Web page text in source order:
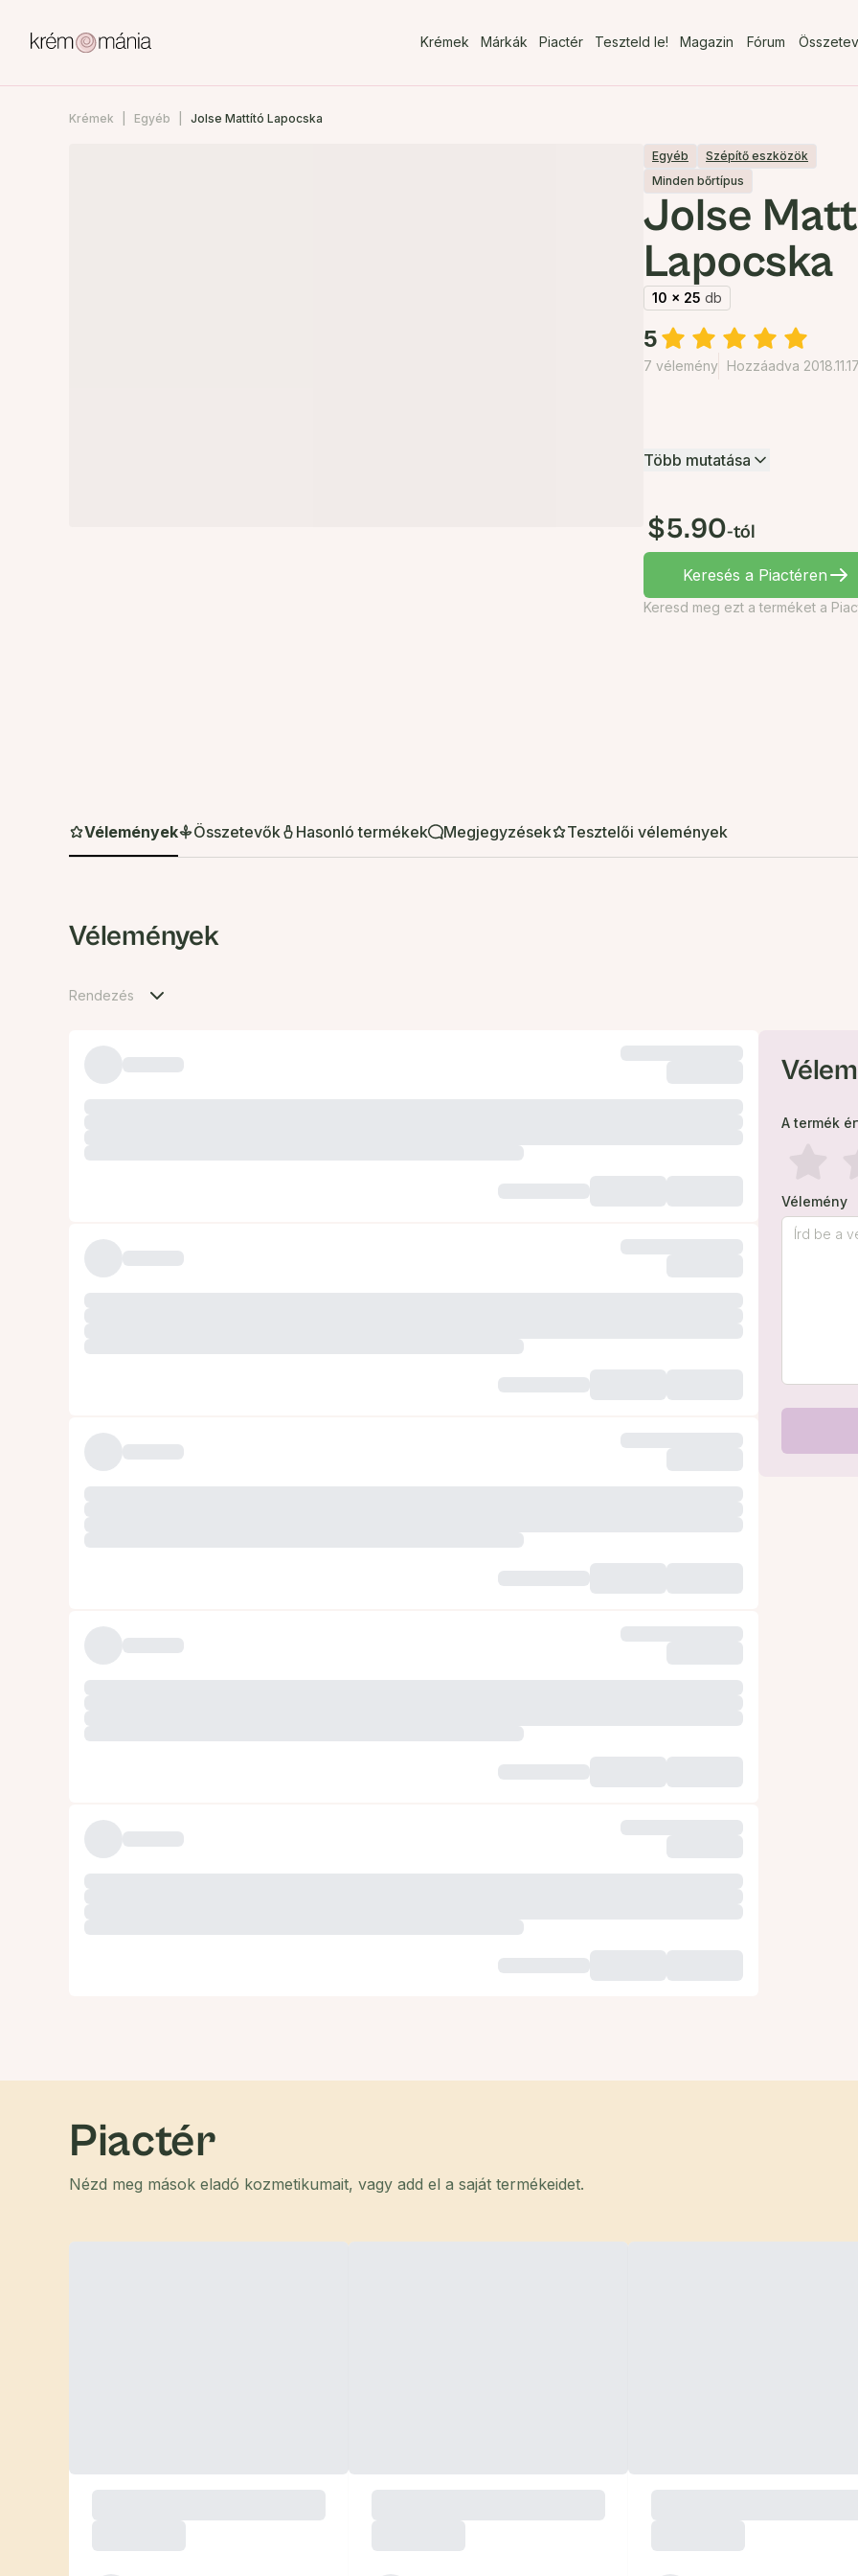
Krémek Márkák Piactér Teszteld le! Magazin Fórum
Krémek Egyéb Jolse Mattító Lapocska
Egyéb
Szépítő eszközök
Minden bőrtípus
Jolse
Lapocska
10 x 25 db
5
7 vélemény Hozzáadva
Több mutatása
$5.90-tól
Keresés a Piactéren
Keresd meg ezt a terméket a
Vélemények Összetevők Hasonló termékek Megjegyzések Tesztelői vélemények
Vélemények
Rendezés
A termék
Vélemény
Piactér
Nézd meg mások eladó kozmetikumait, vagy add el a saját termékeidet.